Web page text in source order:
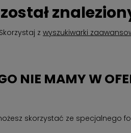
z wyszukiwarki
NIE MAMY W
skorzystać ze specjalnego